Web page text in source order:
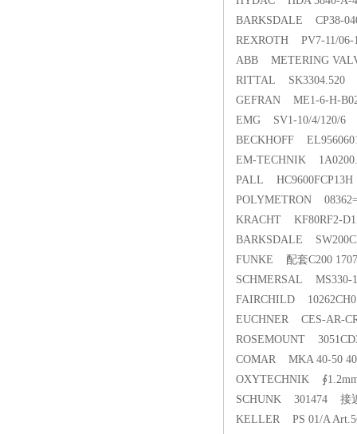
BARKSDALE CP38-
REXROTH PV7-11/
ABB METERING
RITTAL SK3304.520
GEFRAN ME1-6-H-
EMG SV1-10/4/120/6
BECKHOFF
EM-TECHNIK
PALL
POLYMETRON
KRACHT KF80RF2-
BARKSDALE
FUNKE 配套C200
SCHMERSAL MS330-
FAIRCHILD
EUCHNER CES-AR-
ROSEMOUNT
COMAR MKA 40-50
OXYTECHNIK
SCHUNK 301474 接
KELLER PS 01/A